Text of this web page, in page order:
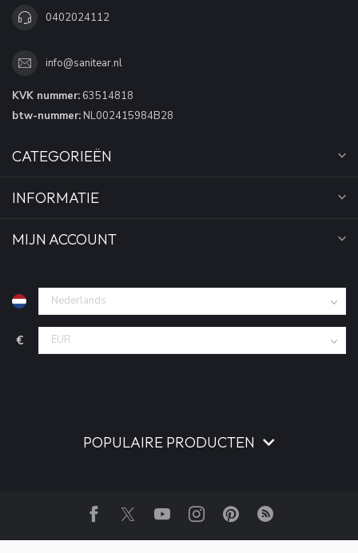
0402024112
info@sanitear.nl
KVK nummer: 63514818
btw-nummer: NL002415984B28
CATEGORIEËN
INFORMATIE
MIJN ACCOUNT
€
POPULAIRE PRODUCTEN